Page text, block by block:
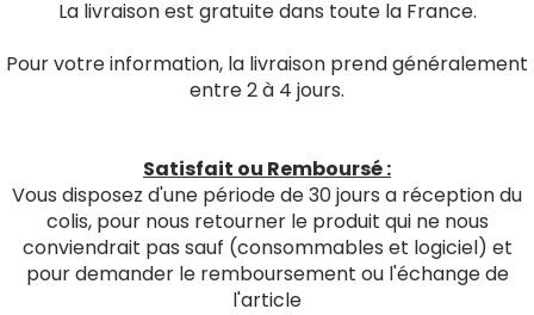
La livraison est gratuite dans toute la France.
Pour votre information, la livraison prend généralement
entre 2 à 4 jours.
Satisfait ou Remboursé :
Vous disposez d'une période de 30 jours a réception du
colis, pour nous retourner le produit qui ne nous
conviendrait pas sauf (consommables et logiciel) et
pour demander le remboursement ou l'échange de
l'article